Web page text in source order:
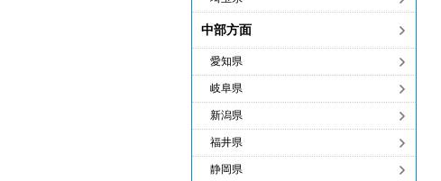
中部方面
愛知県
岐阜県
新潟県
福井県
静岡県